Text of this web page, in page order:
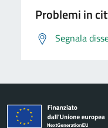
Problemi in
Segnala